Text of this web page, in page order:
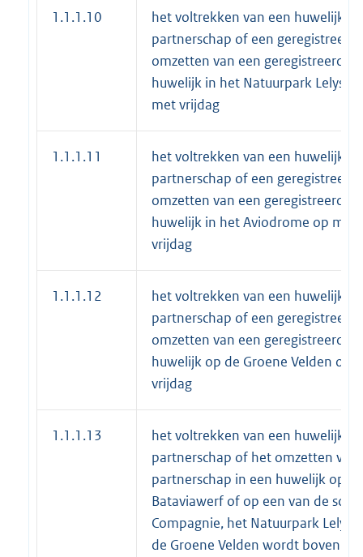
1.1.1.10
het voltrekken van een huwelijk
partnerschap of een geregistreerd
omzetten van een geregistreerd
huwelijk in het Natuurpark
met vrijdag
1.1.1.11
het voltrekken van een huwelijk
partnerschap of een geregistreerd
omzetten van een geregistreerd
huwelijk in het Aviodrome op
vrijdag
1.1.1.12
het voltrekken van een huwelijk
partnerschap of een geregistreerd
omzetten van een geregistreerd
huwelijk op de Groene Velden op
vrijdag
1.1.1.13
het voltrekken van een huwelijk
partnerschap of het omzetten van
partnerschap in een huwelijk op
Bataviawerf of op een van de
Compagnie, het Natuurpark
de Groene Velden wordt boven